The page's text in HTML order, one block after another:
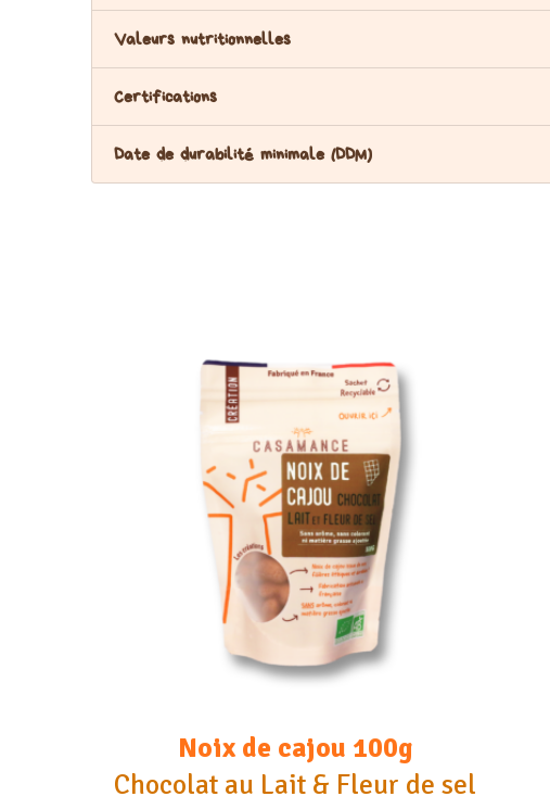
Valeurs nutritionnelles
Certifications
Date de durabilité minimale (DDM)
Noix de cajou 100g
Chocolat au Lait & Fleur de sel